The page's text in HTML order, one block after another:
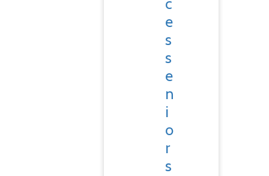
c
e
s
s
e
n
i
o
r
s